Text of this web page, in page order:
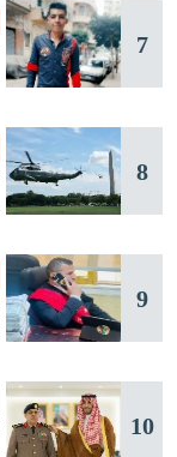
7
8
9
10